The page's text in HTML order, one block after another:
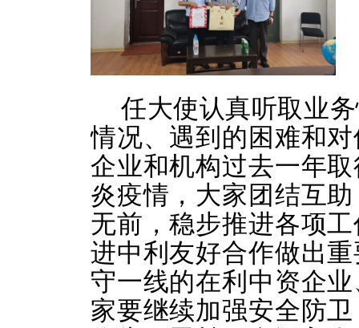
任大使认真听取业
情况、遇到的困难和
企业和机构过去一年
炎疫情，大家团结互
无前，稳步推进各项
进中利友好合作做出
守一线的在利中资企
家要继续加强安全防